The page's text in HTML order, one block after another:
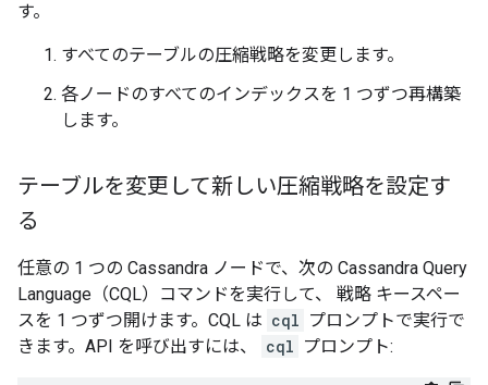
す。
すべてのテーブルの圧縮戦略を変更します。
各ノードのすべてのインデックスを 1 つずつ再構築
します。
テーブルを変更して新しい圧縮戦略を設定す
る
任意の 1 つの Cassandra ノードで、次の Cassandra Query
Language（CQL）コマンドを実行して、 戦略 キースペー
スを 1 つずつ開けます。CQL は cql プロンプトで実行で
きます。API を呼び出すには、
cql プロンプト: